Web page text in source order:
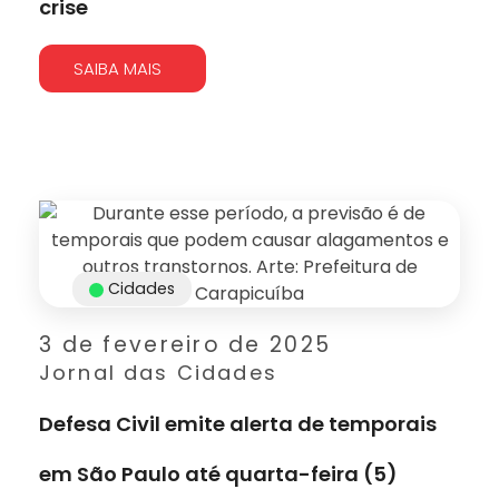
crise
SAIBA MAIS
3 de fevereiro de 2025
Jornal das Cidades
Cidades
Defesa Civil emite alerta de temporais
em São Paulo até quarta-feira (5)